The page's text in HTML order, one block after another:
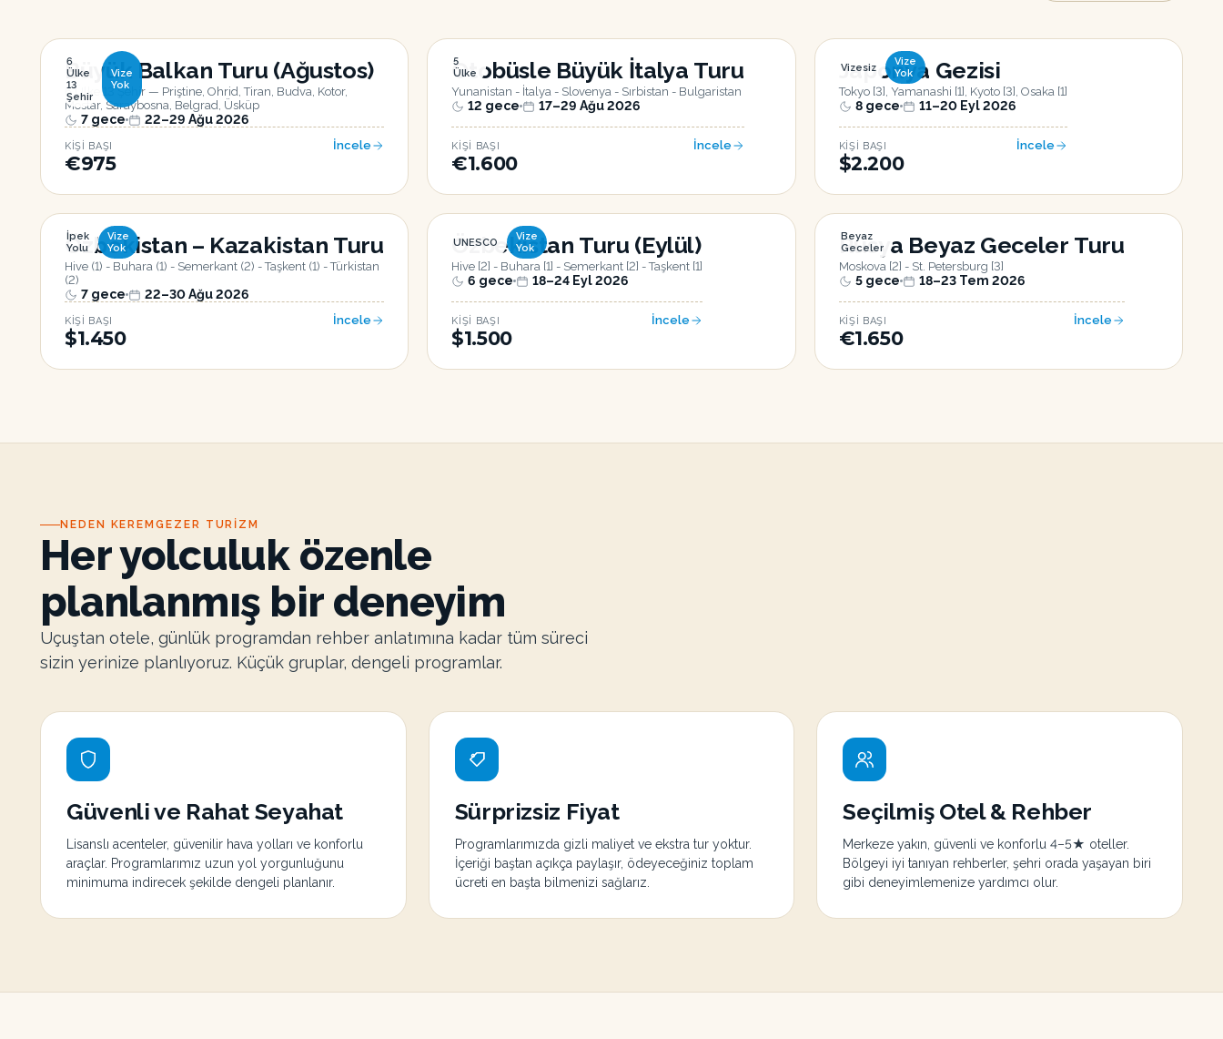
6
Ülke
13
Şehir
Vize
Yok
Büyük Balkan Turu (Ağustos)
6 Ülke 13 Şehir — Priştine, Ohrid, Tiran, Budva, Kotor,
Mostar, Saraybosna, Belgrad, Üsküp
7 gece 22–29 Ağu 2026
KIŞI BAŞI
€975
İncele
5
Ülke
Otobüsle Büyük İtalya Turu
Yunanistan - İtalya - Slovenya - Sırbistan - Bulgaristan
12 gece 17–29 Ağu 2026
KIŞI BAŞI
€1.600
İncele
Vizesiz
Vize
Yok
Japonya Gezisi
Tokyo [3], Yamanashi [1], Kyoto [3], Osaka [1]
8gece 11–20 Eyl 2026
KIŞI BAŞI
$2.200
İncele
İpek
Yolu
Vize
Yok
Özbekistan – Kazakistan Turu
Hive (1) - Buhara (1) - Semerkant (2) - Taşkent (1) - Türkistan
(2)
7 gece 22–30 Ağu 2026
KIŞI BAŞI
$1.450
İncele
UNESCO
Vize
Yok
Özbekistan Turu (Eylül)
Hive [2] - Buhara [1] - Semerkant [2] - Taşkent [1]
6 gece 18–24 Eyl 2026
KIŞI BAŞI
$1.500
İncele
Beyaz
Geceler
Rusya Beyaz Geceler Turu
Moskova [2] - St. Petersburg [3]
5gece 18–23 Tem 2026
KIŞI BAŞI
€1.650
İncele
NEDEN KEREMGEZER TURIZM
Her yolculuk özenle
planlanmış bir deneyim
Uçuştan otele, günlük programdan rehber anlatımına kadar tüm süreci
sizin yerinize planlıyoruz. Küçük gruplar, dengeli programlar.
Güvenli ve Rahat Seyahat
Lisanslı acenteler, güvenilir hava yolları ve konforlu
araçlar. Programlarımız uzun yol yorgunluğunu
minimuma indirecek şekilde dengeli planlanır.
Sürprizsiz Fiyat
Programlarımızda gizli maliyet ve ekstra tur yoktur.
İçeriği baştan açıkça paylaşır, ödeyeceğiniz toplam
ücreti en başta bilmenizi sağlarız.
Seçilmiş Otel & Rehber
Merkeze yakın, güvenli ve konforlu 4–5★ oteller.
Bölgeyi iyi tanıyan rehberler, şehri orada yaşayan biri
gibi deneyimlemenize yardımcı olur.